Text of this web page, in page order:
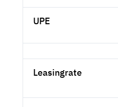
UPE
Leasingrate